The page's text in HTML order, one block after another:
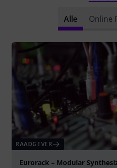
Alle Online
RAADGEVER
Eurorack – Modular